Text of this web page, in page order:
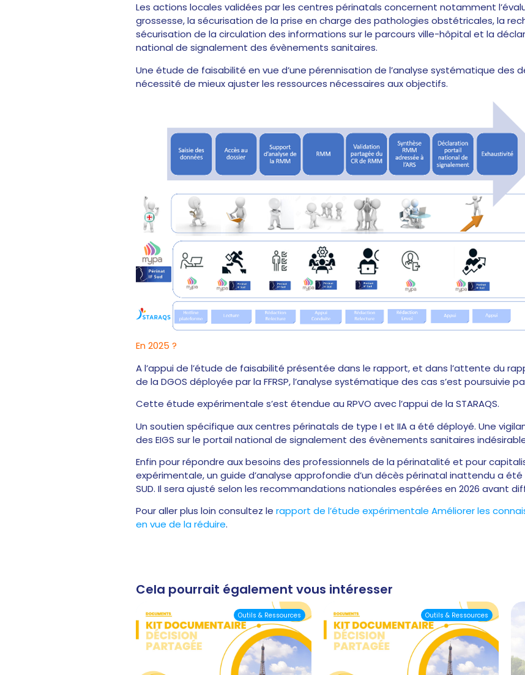
Les actions locales validées par les centres périnatals concernent notamment
grossesse, la sécurisation de la prise en charge des pathologies obstétricales, la
sécurisation de la circulation des informations sur le parcours ville-hôpital et la
national de signalement des évènements sanitaires.
Une étude de faisabilité en vue d’une pérennisation de l’analyse systématique des
nécessité de mieux ajuster les ressources nécessaires aux objectifs.
En 2025 ?
A l’appui de l’étude de faisabilité présentée dans le rapport, et dans l’attente du
de la DGOS déployée par la FFRSP, l’analyse systématique des cas s’est poursuivie par
Cette étude expérimentale s’est étendue au RPVO avec l’appui de la STARAQS.
Un soutien spécifique aux centres périnatals de type I et IIA a été déployé. Une
des EIGS sur le portail national de signalement des évènements sanitaires
Enfin pour répondre aux besoins des professionnels de la périnatalité et pour
expérimentale, un guide d’analyse approfondie d’un décès périnatal inattendu a été
SUD. Il sera ajusté selon les recommandations nationales espérées en 2026 avant
Pour aller plus loin consultez le rapport de l’étude expérimentale Améliorer les
en vue de la réduire.
Cela pourrait également vous intéresser
Outils & Ressources Outils & Ressources